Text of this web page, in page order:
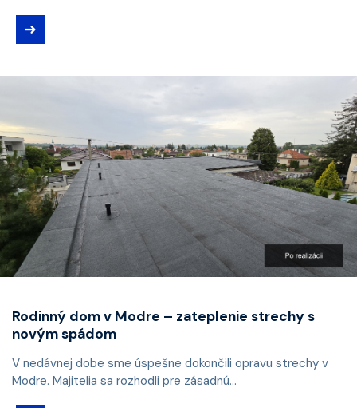
➜
Rodinný dom v Modre – zateplenie strechy s
novým spádom
V nedávnej dobe sme úspešne dokončili opravu strechy v
Modre. Majitelia sa rozhodli pre zásadnú...